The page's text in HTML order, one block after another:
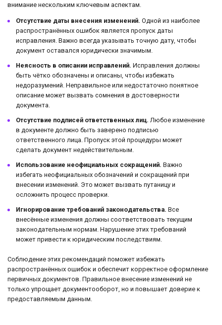
внимание нескольким ключевым аспектам.
Отсутствие даты внесения изменений. Одной из наиболее
распространённых ошибок является пропуск даты
исправления. Важно всегда указывать точную дату, чтобы
документ оставался юридически значимым.
Неясность в описании исправлений. Исправления должны
быть чётко обозначены и описаны, чтобы избежать
недоразумений. Неправильное или недостаточно понятное
описание может вызвать сомнения в достоверности
документа.
Отсутствие подписей ответственных лиц. Любое изменение
в документе должно быть заверено подписью
ответственного лица. Пропуск этой процедуры может
сделать документ недействительным.
Использование неофициальных сокращений. Важно
избегать неофициальных обозначений и сокращений при
внесении изменений. Это может вызвать путаницу и
осложнить процесс проверки.
Игнорирование требований законодательства. Все
внесённые изменения должны соответствовать текущим
законодательным нормам. Нарушение этих требований
может привести к юридическим последствиям.
Соблюдение этих рекомендаций поможет избежать
распространённых ошибок и обеспечит корректное оформление
первичных документов. Правильное внесение изменений не
только упрощает документооборот, но и повышает доверие к
предоставляемым данным.